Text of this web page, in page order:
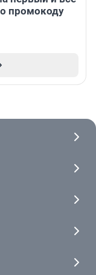
промокоду